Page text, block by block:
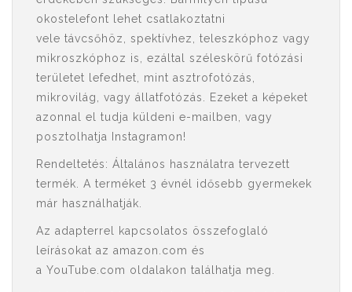
okostelefont lehet csatlakoztatni
vele távcsőhöz, spektívhez, teleszkóphoz vagy
mikroszkóphoz is, ezáltal széleskörű fotózási
területet lefedhet, mint asztrofotózás,
mikrovilág, vagy állatfotózás. Ezeket a képeket
azonnal el tudja küldeni e-mailben, vagy
posztolhatja Instagramon!
Rendeltetés: Általános használatra tervezett
termék. A terméket 3 évnél idősebb gyermekek
már használhatják.
Az adapterrel kapcsolatos összefoglaló
leírásokat az amazon.com és
a YouTube.com oldalakon találhatja meg.